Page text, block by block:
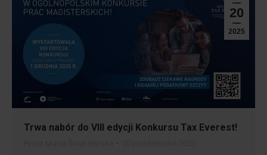
20
2025
Trwa nabór do VIII edycji Konkursu Tax Everest!